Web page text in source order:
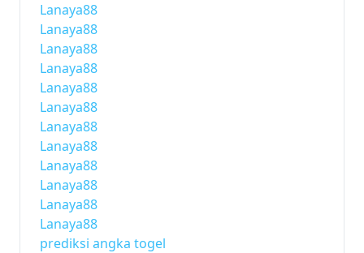
Lanaya88
Lanaya88
Lanaya88
Lanaya88
Lanaya88
Lanaya88
Lanaya88
Lanaya88
Lanaya88
Lanaya88
Lanaya88
Lanaya88
prediksi angka togel